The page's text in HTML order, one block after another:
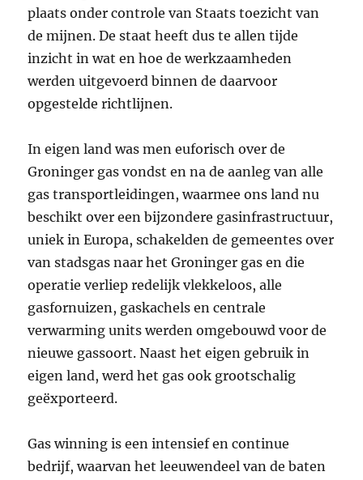
plaats onder controle van Staats toezicht van
de mijnen. De staat heeft dus te allen tijde
inzicht in wat en hoe de werkzaamheden
werden uitgevoerd binnen de daarvoor
opgestelde richtlijnen.
In eigen land was men euforisch over de
Groninger gas vondst en na de aanleg van alle
gas transportleidingen, waarmee ons land nu
beschikt over een bijzondere gasinfrastructuur,
uniek in Europa, schakelden de gemeentes over
van stadsgas naar het Groninger gas en die
operatie verliep redelijk vlekkeloos, alle
gasfornuizen, gaskachels en centrale
verwarming units werden omgebouwd voor de
nieuwe gassoort. Naast het eigen gebruik in
eigen land, werd het gas ook grootschalig
geëxporteerd.
Gas winning is een intensief en continue
bedrijf, waarvan het leeuwendeel van de baten